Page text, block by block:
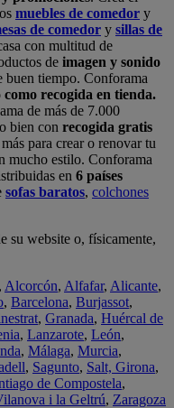
muebles de comedor y
de comedor y sillas de
con multitud de
de imagen y sonido
buen tiempo. Conforama
recogida en tienda.
de más de 7.000
bien con recogida gratis
para crear o renovar tu
mucho estilo. Conforama
en 6 países
sofas baratos, colchones
su website o, físicamente,
, Alcorcón, Alfafar, Alicante,
, Barcelona, Burjassot,
, Granada, Huércal de
, Lanzarote, León,
, Málaga, Murcia,
, Sagunto, Salt, Girona,
de Compostela,
i la Geltrú, Zaragoza